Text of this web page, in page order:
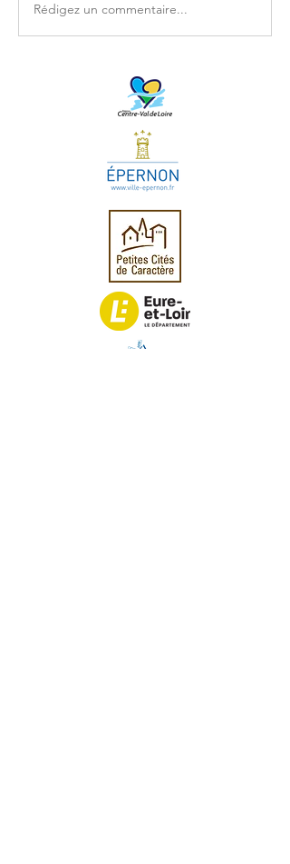
Une cloche qui sonne le
mi
Rédigez un commentaire...